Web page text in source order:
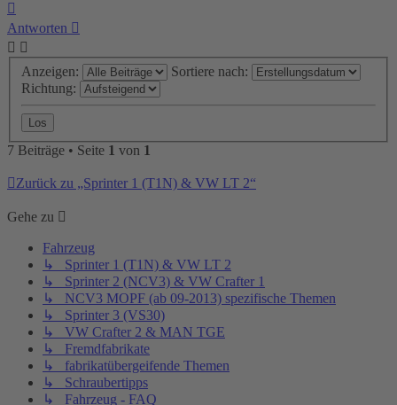
Antworten
Anzeigen:
Sortiere nach:
Richtung:
7 Beiträge • Seite 1 von 1
Zurück zu „Sprinter 1 (T1N) & VW LT 2“
Gehe zu
Fahrzeug
↳ Sprinter 1 (T1N) & VW LT 2
↳ Sprinter 2 (NCV3) & VW Crafter 1
↳ NCV3 MOPF (ab 09-2013) spezifische Themen
↳ Sprinter 3 (VS30)
↳ VW Crafter 2 & MAN TGE
↳ Fremdfabrikate
↳ fabrikatübergeifende Themen
↳ Schraubertipps
↳ Fahrzeug - FAQ